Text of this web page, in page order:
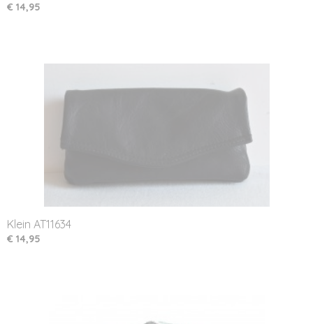
€ 14,95
Klein AT11634
€ 14,95